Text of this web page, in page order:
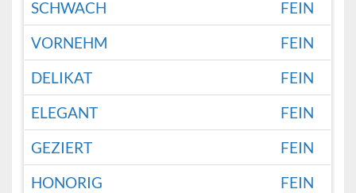
SCHWACH
FEIN
VORNEHM
FEIN
DELIKAT
FEIN
ELEGANT
FEIN
GEZIERT
FEIN
HONORIG
FEIN